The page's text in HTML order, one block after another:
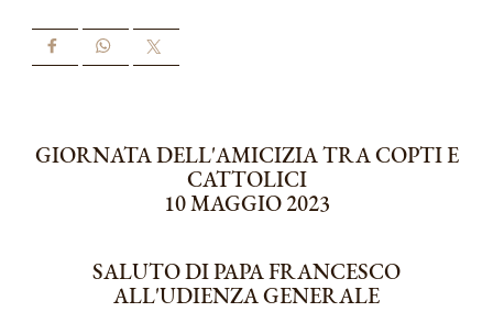
GIORNATA DELL'AMICIZIA TRA COPTI E
CATTOLICI
10 MAGGIO 2023
SALUTO DI PAPA FRANCESCO
ALL'UDIENZA GENERALE